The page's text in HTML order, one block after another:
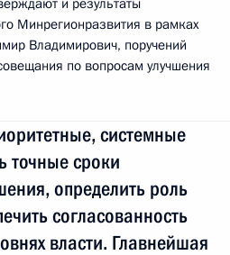
Минрегионразвития в рамках
Владимирович, поручений
по вопросам улучшения
системные
точные сроки
определить роль
согласованность
власти. Главнейшая